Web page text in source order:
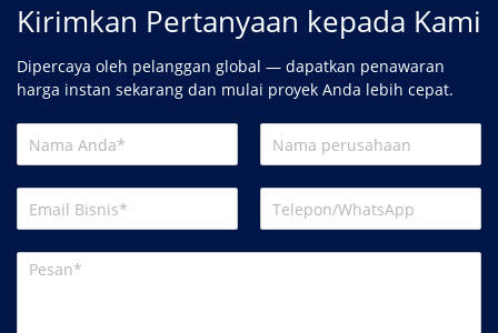
Kirimkan Pertanyaan kepada Kami
Dipercaya oleh pelanggan global — dapatkan penawaran
harga instan sekarang dan mulai proyek Anda lebih cepat.